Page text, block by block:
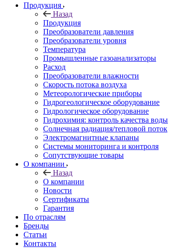
Продукция
Назад
Продукция
Преобразователи давления
Преобразователи уровня
Температура
Промышленные газоанализаторы
Расход
Преобразователи влажности
Скорость потока воздуха
Метеорологические приборы
Гидрогеологическое оборудование
Гидрологическое оборудование
Гидрохимия: контроль качества воды
Солнечная радиация/тепловой поток
Электромагнитные клапаны
Системы мониторинга и контроля
Сопутствующие товары
О компании
Назад
О компании
Новости
Сертификаты
Гарантия
По отраслям
Бренды
Статьи
Контакты